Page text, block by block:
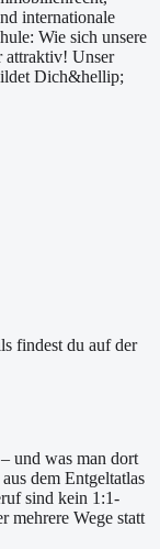
internationale
Wie sich unsere
attraktiv! Unser
Dich&hellip;
findest du auf der
und was man dort
dem Entgeltatlas
sind kein 1:1-
mehrere Wege statt